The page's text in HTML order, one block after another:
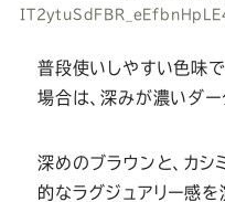
普段使いしやすい色味
場合は、深みが濃いダー
深めのブラウンと、カシ
的なラグジュアリー感を